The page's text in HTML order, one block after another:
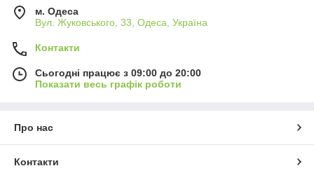
м. Одеса
Вул. Жуковського, 33, Одеса, Україна
Контакти
Сьогодні працює з 09:00 до 20:00
Показати весь графік роботи
Про нас
Контакти